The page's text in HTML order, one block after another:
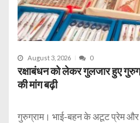
August 3, 2026 0
रक्षाबंधन को लेकर गुलजार हुए
की मांग बढ़ी
गुरुग्राम। भाई-बहन के अटूट प्रेम